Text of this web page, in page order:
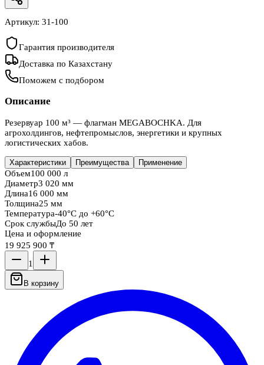
Артикул: 31-100
Гарантия производителя
Доставка по Казахстану
Поможем с подбором
Описание
Резервуар 100 м³ — флагман MEGABOCHKA. Для
агрохолдингов, нефтепромыслов, энергетики и крупных
логистических хабов.
Характеристики Преимущества Применение
Объем100 000 л
Диаметр3 020 мм
Длина16 000 мм
Толщина25 мм
Температура-40°C до +60°C
Срок службыДо 50 лет
Цена и оформление
19 925 900 ₸
1
В корзину